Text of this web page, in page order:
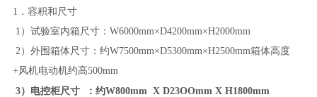
1．容积和尺寸
1）试验室内箱尺寸：W6000mm×D4200mm×H2000mm
2）外围箱体尺寸：约W7500mm×D5300mm×H2500mm箱体高度
+风机电动机约高500mm
3）电控柜尺寸 ：约W800mm X D23OOmm X H1800mm